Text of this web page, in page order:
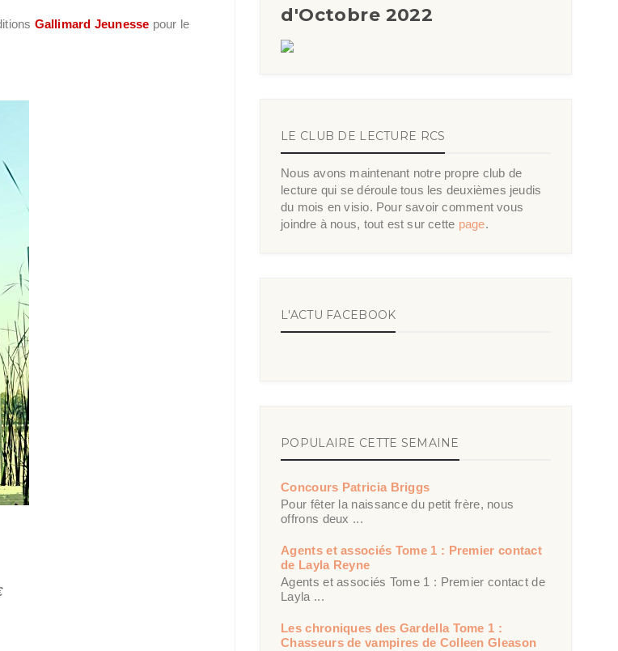
Gallimard Jeunesse pour le
d'Octobre 2022
LE CLUB DE LECTURE RCS
Nous avons maintenant notre propre club de
lecture qui se déroule tous les deuxièmes jeudis
du mois en visio. Pour savoir comment vous
joindre à nous, tout est sur cette page.
L'ACTU FACEBOOK
POPULAIRE CETTE SEMAINE
Concours Patricia Briggs
Pour fêter la naissance du petit frère, nous
offrons deux ...
Agents et associés Tome 1 : Premier contact
de Layla Reyne
Agents et associés Tome 1 : Premier contact de
Layla ...
Les chroniques des Gardella Tome 1 :
Chasseurs de vampires de Colleen Gleason